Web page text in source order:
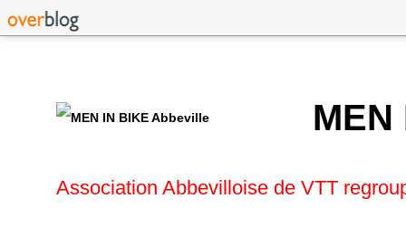
Association Abbevilloise de VTT